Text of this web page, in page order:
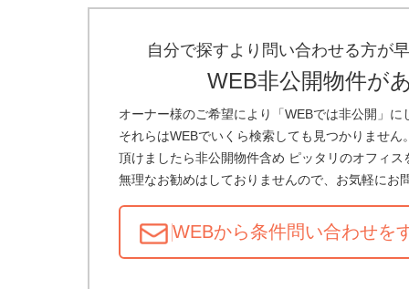
自分で探すより問い合わせる方が
WEB非公開物件が
オーナー様のご希望により「WEBでは非公開」に
それらはWEBでいくら検索しても見つかりませ
頂けましたら非公開物件含め ピッタリのオフィス
無理なお勧めはしておりませんので、お気軽にお
WEBから条件問い合わせを